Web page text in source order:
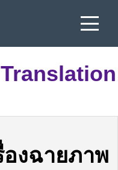
Translation
องฉายภาพ